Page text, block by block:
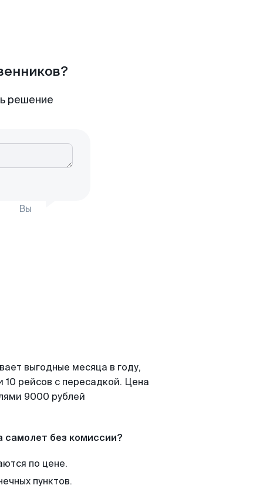
решение
Вы
выгодные месяца в году,
рейсов с пересадкой. Цена
9000 рублей
самолет без комиссии?
по цене.
пунктов.